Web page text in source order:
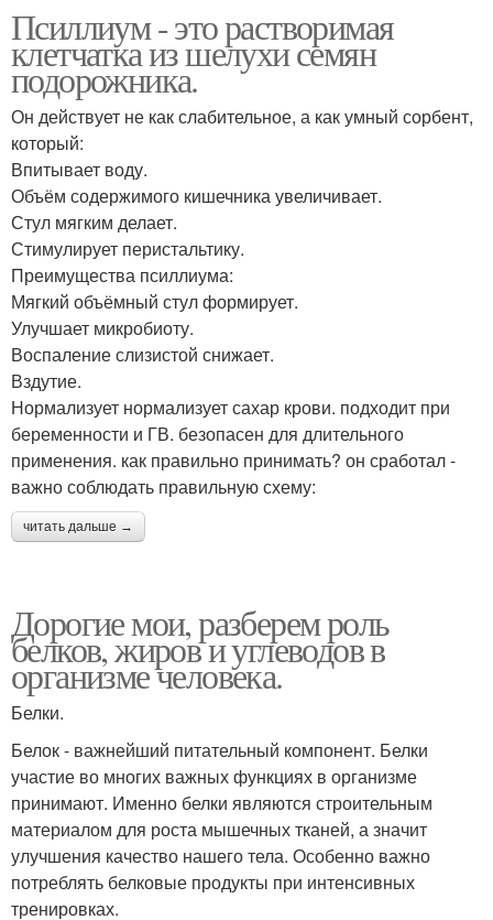
Псиллиум - это растворимая
клетчатка из шелухи семян
подорожника.
Он действует не как слабительное, а как умный сорбент,
который:
Впитывает воду.
Объём содержимого кишечника увеличивает.
Стул мягким делает.
Стимулирует перистальтику.
Преимущества псиллиума:
Мягкий объёмный стул формирует.
Улучшает микробиоту.
Воспаление слизистой снижает.
Вздутие.
Нормализует нормализует сахар крови. подходит при
беременности и ГВ. безопасен для длительного
применения. как правильно принимать? он сработал -
важно соблюдать правильную схему:
читать дальше →
Дорогие мои, разберем роль
белков, жиров и углеводов в
организме человека.
Белки.
Белок - важнейший питательный компонент. Белки
участие во многих важных функциях в организме
принимают. Именно белки являются строительным
материалом для роста мышечных тканей, а значит
улучшения качество нашего тела. Особенно важно
потреблять белковые продукты при интенсивных
тренировках.